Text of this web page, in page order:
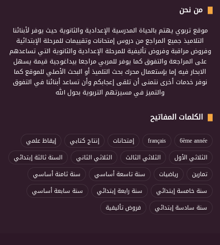
من نحن
موقع تربوي يهتم بالحياة المدرسية الإعدادية والثانوية حيث يوفر لأبنائنا
التلاميذ جميع المراجع من دروس إمتحانات وتقييمات للمرحلة الإبتدائية
وفروض مراقبة وفروض تأليفية للمرحلة الإعدادية والثانوية التي تساعدهم
على المراجعة والتفوق كما يوفر للمربي مراجعا بيداغوجية قيمة يسهل
الابحار فيه إما بإستعمال محرك بحث التلميذ أو البحث الأصلي للموقع كما
نوفر خدمات أخرى نتمنى أن تلقى إعجابكم وأن تساعد أبنائنا في التفوق
والتميز في مسيرتهم التربوية بحول الله
الكلمات المفاتيح
6ème année
français إمتحانات إنتاج كتابي
إيقاظ علمي
الثلاثي الأول
الثلاثي الثالث الثلاثي الثاني
السنة ثالثة إبتدائي
تمارين
رياضيات سنة تاسعة أساسي
سنة ثامنة أساسي
سنة خامسة إبتدائي
سنة رابعة إبتدائي
سنة سابعة أساسي
سنة سادسة إبتدائي
فروض تأليفية